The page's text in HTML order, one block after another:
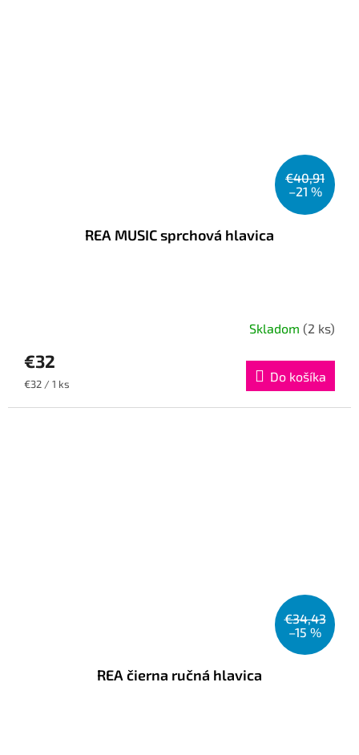
€40,91
–21 %
REA MUSIC sprchová hlavica
Skladom (2 ks)
€32
Jednotková
€32 / 1 ks Do košíka
€34,43
–15 %
REA čierna ručná hlavica